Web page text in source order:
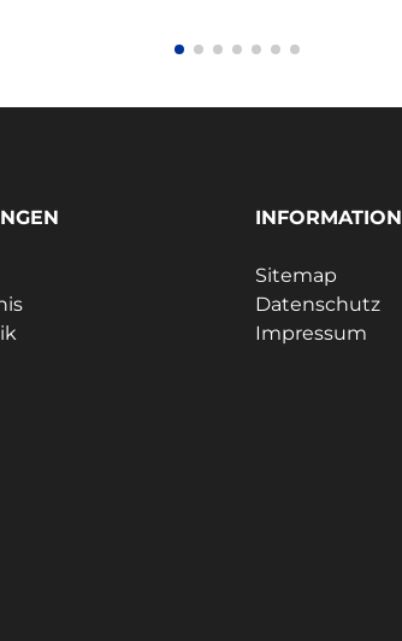
INFORMATION
Sitemap
Datenschutz
Impressum